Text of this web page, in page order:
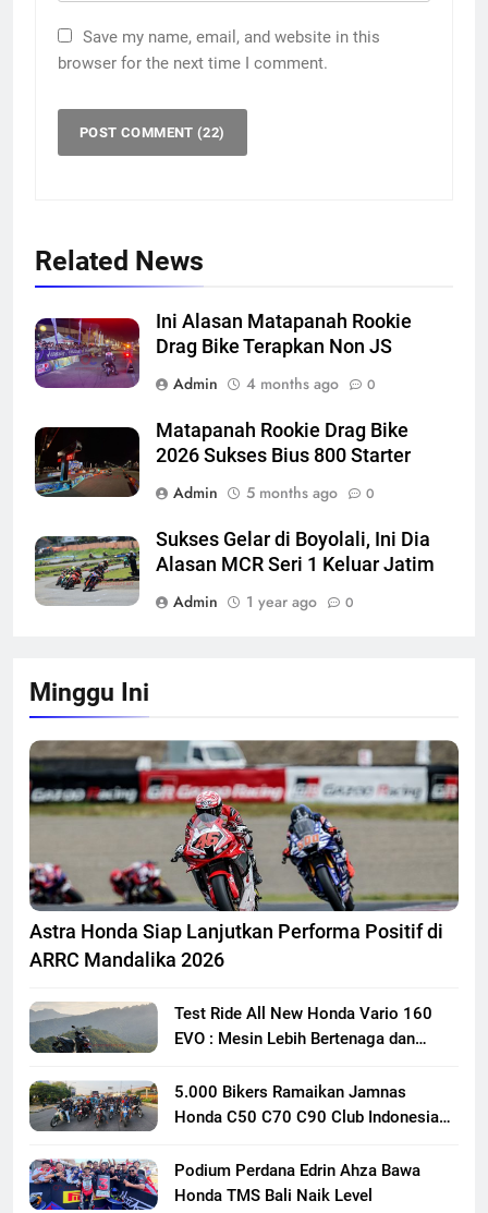
Save my name, email, and website in this
browser for the next time I comment.
Related News
Ini Alasan Matapanah Rookie
Drag Bike Terapkan Non JS
Admin
4 months ago 0
Matapanah Rookie Drag Bike
2026 Sukses Bius 800 Starter
Admin
5 months ago 0
Sukses Gelar di Boyolali, Ini Dia
Alasan MCR Seri 1 Keluar Jatim
Admin
1 year ago 0
Minggu Ini
Astra Honda Siap Lanjutkan Performa Positif di
ARRC Mandalika 2026
Test Ride All New Honda Vario 160
EVO : Mesin Lebih Bertenaga dan
5.000 Bikers Ramaikan Jamnas
Honda C50 C70 C90 Club Indonesia
Persaudaraan Pecinta Motor Klasik
Honda
Podium Perdana Edrin Ahza Bawa
Honda TMS Bali Naik Level